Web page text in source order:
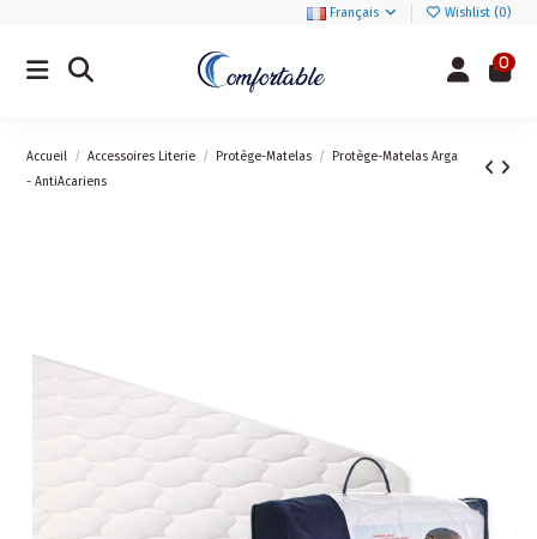
Français Wishlist (0)
0
Accueil Accessoires Literie Protège-Matelas
Protège-Matelas Arga
- AntiAcariens